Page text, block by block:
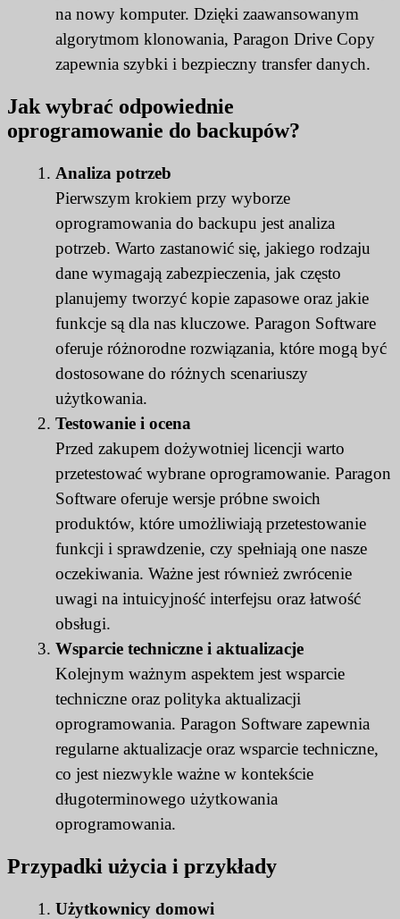
na nowy komputer. Dzięki zaawansowanym
algorytmom klonowania, Paragon Drive Copy
zapewnia szybki i bezpieczny transfer danych.
Jak wybrać odpowiednie
oprogramowanie do backupów?
Analiza potrzeb
Pierwszym krokiem przy wyborze
oprogramowania do backupu jest analiza
potrzeb. Warto zastanowić się, jakiego rodzaju
dane wymagają zabezpieczenia, jak często
planujemy tworzyć kopie zapasowe oraz jakie
funkcje są dla nas kluczowe. Paragon Software
oferuje różnorodne rozwiązania, które mogą być
dostosowane do różnych scenariuszy
użytkowania.
Testowanie i ocena
Przed zakupem dożywotniej licencji warto
przetestować wybrane oprogramowanie. Paragon
Software oferuje wersje próbne swoich
produktów, które umożliwiają przetestowanie
funkcji i sprawdzenie, czy spełniają one nasze
oczekiwania. Ważne jest również zwrócenie
uwagi na intuicyjność interfejsu oraz łatwość
obsługi.
Wsparcie techniczne i aktualizacje
Kolejnym ważnym aspektem jest wsparcie
techniczne oraz polityka aktualizacji
oprogramowania. Paragon Software zapewnia
regularne aktualizacje oraz wsparcie techniczne,
co jest niezwykle ważne w kontekście
długoterminowego użytkowania
oprogramowania.
Przypadki użycia i przykłady
Użytkownicy domowi